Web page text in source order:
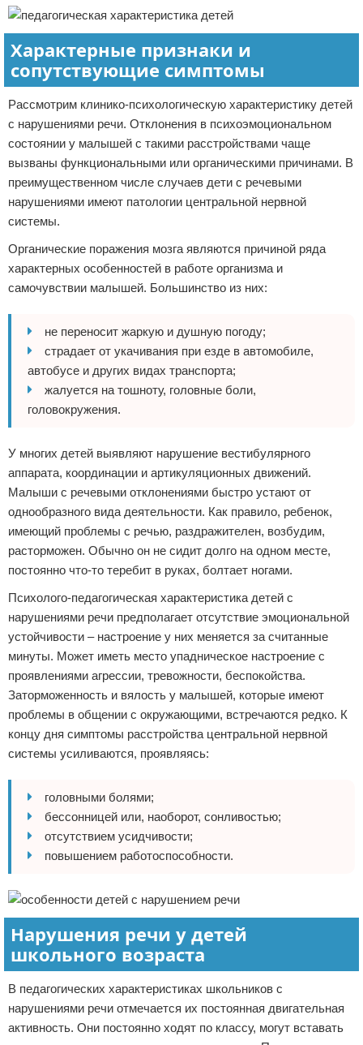
Характерные признаки и
сопутствующие симптомы
Рассмотрим клинико-психологическую характеристику детей
с нарушениями речи. Отклонения в психоэмоциональном
состоянии у малышей с такими расстройствами чаще
вызваны функциональными или органическими причинами. В
преимущественном числе случаев дети с речевыми
нарушениями имеют патологии центральной нервной
системы.
Органические поражения мозга являются причиной ряда
характерных особенностей в работе организма и
самочувствии малышей. Большинство из них:
не переносит жаркую и душную погоду;
страдает от укачивания при езде в автомобиле,
автобусе и других видах транспорта;
жалуется на тошноту, головные боли,
головокружения.
У многих детей выявляют нарушение вестибулярного
аппарата, координации и артикуляционных движений.
Малыши с речевыми отклонениями быстро устают от
однообразного вида деятельности. Как правило, ребенок,
имеющий проблемы с речью, раздражителен, возбудим,
расторможен. Обычно он не сидит долго на одном месте,
постоянно что-то теребит в руках, болтает ногами.
Психолого-педагогическая характеристика детей с
нарушениями речи предполагает отсутствие эмоциональной
устойчивости – настроение у них меняется за считанные
минуты. Может иметь место упадническое настроение с
проявлениями агрессии, тревожности, беспокойства.
Заторможенность и вялость у малышей, которые имеют
проблемы в общении с окружающими, встречаются редко. К
концу дня симптомы расстройства центральной нервной
системы усиливаются, проявляясь:
головными болями;
бессонницей или, наоборот, сонливостью;
отсутствием усидчивости;
повышением работоспособности.
Нарушения речи у детей
школьного возраста
В педагогических характеристиках школьников с
нарушениями речи отмечается их постоянная двигательная
активность. Они постоянно ходят по классу, могут вставать